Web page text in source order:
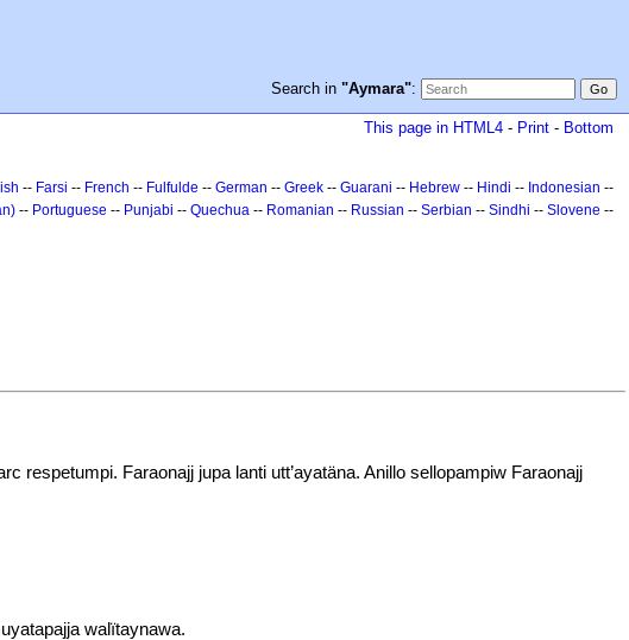
Search in "Aymara":
This page in HTML4 - Print - Bottom
-- Farsi -- French -- Fulfulde -- German -- Greek -- Guarani -- Hebrew -- Hindi -- Indonesian --
-- Portuguese -- Punjabi -- Quechua -- Romanian -- Russian -- Serbian -- Sindhi -- Slovene --
respetumpi. Faraonajj jupa lanti utt’ayatäna. Anillo sellopampiw Faraonajj
walïtaynawa.